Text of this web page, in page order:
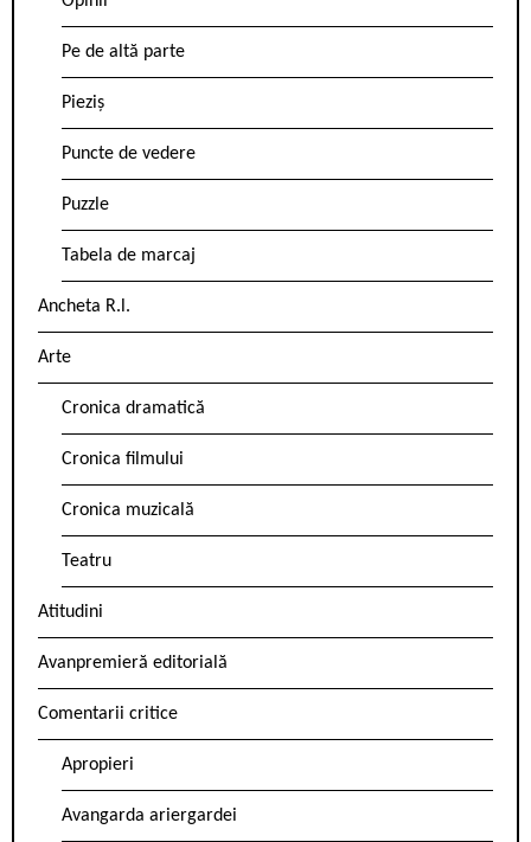
Pe de altă parte
Pieziș
Puncte de vedere
Puzzle
Tabela de marcaj
Ancheta R.l.
Arte
Cronica dramatică
Cronica filmului
Cronica muzicală
Teatru
Atitudini
Avanpremieră editorială
Comentarii critice
Apropieri
Avangarda ariergardei